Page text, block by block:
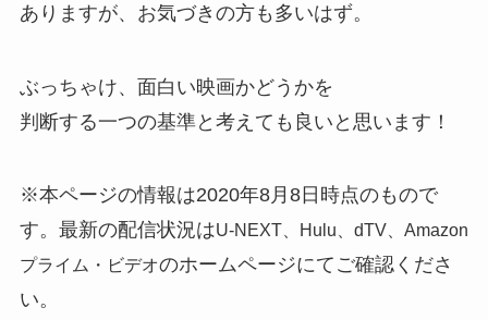
ありますが、お気づきの方も多いはず。
ぶっちゃけ、面白い映画かどうかを
判断する一つの基準と考えても良いと思います！
※本ページの情報は2020年8月8日時点のもので
す。最新の配信状況はU-NEXT、Hulu、dTV、Amazon
プライム・ビデオのホームページにてご確認くださ
い。